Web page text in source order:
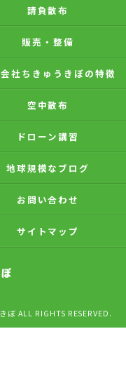
請負散布
販売・整備
社ちきゅうきぼの特徴
空中散布
ドローン講習
地球規模なブログ
お問い合わせ
サイトマップ
ALL RIGHTS RESERVED.